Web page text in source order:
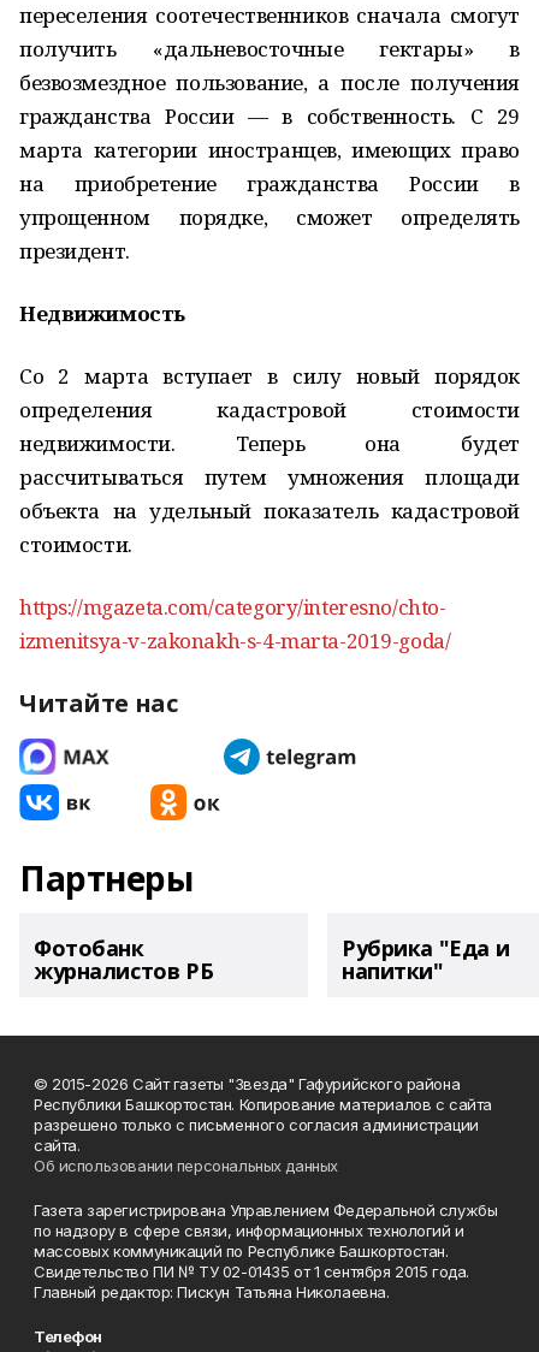
переселения соотечественников сначала смогут
получить «дальневосточные гектары» в
безвозмездное пользование, а после получения
гражданства России — в собственность. С 29
марта категории иностранцев, имеющих право
на приобретение гражданства России в
упрощенном порядке, сможет определять
президент.
Недвижимость
Со 2 марта вступает в силу новый порядок
определения кадастровой стоимости
недвижимости. Теперь она будет
рассчитываться путем умножения площади
объекта на удельный показатель кадастровой
стоимости.
https://mgazeta.com/category/interesno/chto-
izmenitsya-v-zakonakh-s-4-marta-2019-goda/
Читайте нас
Партнеры
Фотобанк
журналистов РБ
Рубрика "Еда и
напитки"
© 2015-2026 Сайт газеты "Звезда" Гафурийского района
Республики Башкортостан. Копирование материалов с сайта
разрешено только с письменного согласия администрации
сайта.
Об использовании персональных данных
Газета зарегистрирована Управлением Федеральной службы
по надзору в сфере связи, информационных технологий и
массовых коммуникаций по Республике Башкортостан.
Свидетельство ПИ № ТУ 02-01435 от 1 сентября 2015 года.
Главный редактор: Пискун Татьяна Николаевна.
Телефон